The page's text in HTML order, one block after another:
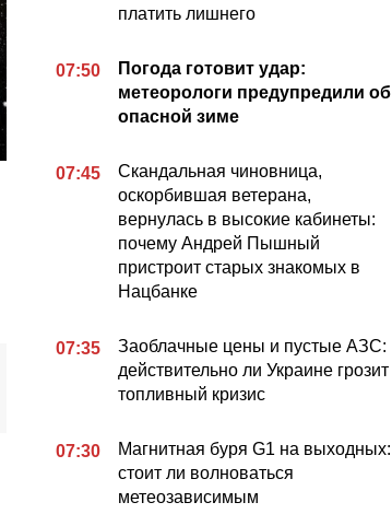
платить лишнего
07:50
Погода готовит удар:
метеорологи предупредили об
опасной зиме
07:45
Скандальная чиновница,
оскорбившая ветерана,
вернулась в высокие кабинеты:
почему Андрей Пышный
пристроит старых знакомых в
Нацбанке
07:35
Заоблачные цены и пустые АЗС:
действительно ли Украине грозит
топливный кризис
07:30
Магнитная буря G1 на выходных:
стоит ли волноваться
метеозависимым